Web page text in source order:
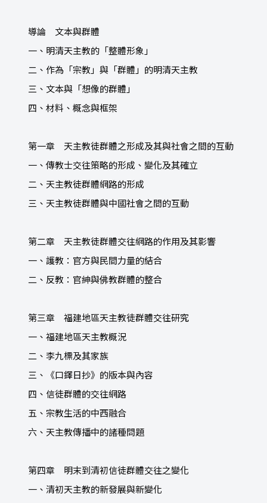
導論 文本與群體
一、明清天主教的「整體形象」
二、作為「宗教」與「群體」的明清天主教
三、文本與「想像的群體」
四、材料、概念與框架
第一章 天主教徒群體之形成及其與社會之間的互動
一、傳教士交往策略的形成、變化及其確立
二、天主教徒群體網路的形成
三、天主教徒群體與中國社會之間的互動
第二章 天主教徒群體交往網路的作用及其影響
一、護教：官方與民間力量的結合
二、反教：官紳與佛教群體的整合
第三章 福建地區天主教徒群體交往研究
一、福建地區天主教概況
二、李九標及其家族
三、《口鐸日抄》的版本與內容
四、信徒群體的交往網路
五、宗教生活的中西融合
六、天主教傳播中的諸種問題
第四章 明末到清初信徒群體交往之變化
一、清初天主教的新發展與新變化